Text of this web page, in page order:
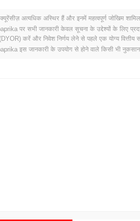
(GROKAPI) कहाँ से खरीद सकता हूँ?
(GROKAPI) centralized and decentralized
की वर्तमान दैनिक ट्रेडिंग मात्रा क्या है?
अत्यधिक अस्थिर हैं और इनमें महत्वपूर्ण जोखिम
पर सभी जानकारी केवल सूचना के उद्देश्यों के लिए
(DYOR) करें और निवेश निर्णय लेने से पहले एक योग्य वित्तीय
इस जानकारी के उपयोग से होने वाले किसी भी नुकसान